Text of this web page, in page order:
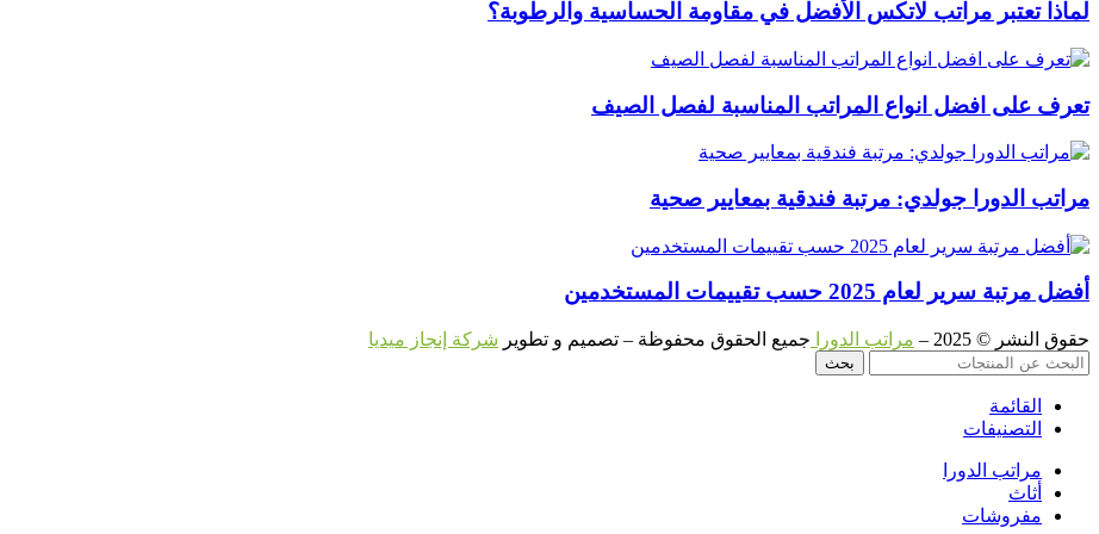
لماذا تعتبر مراتب لاتكس الأفضل في مقاومة الحساسية والرطوبة؟
تعرف على افضل انواع المراتب المناسبة لفصل الصيف
مراتب الدورا جولدي: مرتبة فندقية بمعايير صحية
أفضل مرتبة سرير لعام 2025 حسب تقييمات المستخدمين
حقوق النشر © 2025 – مراتب الدورا جميع الحقوق محفوظة – تصميم و تطوير شركة إنجاز ميديا
بحث
القائمة
التصنيفات
مراتب الدورا
أثاث
مفروشات